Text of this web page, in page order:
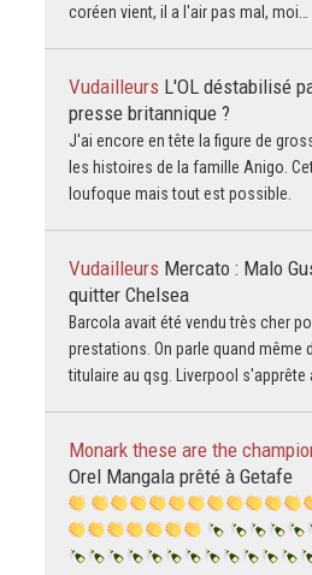
coréen vient, il a l'air pas mal, moi…
Vudailleurs L'OL déstabilisé
presse britannique ?
J'ai encore en tête la figure de
les histoires de la famille Anigo.
loufoque mais tout est possible.
Vudailleurs Mercato : Malo
quitter Chelsea
Barcola avait été vendu très cher
prestations. On parle quand même
titulaire au qsg. Liverpool s'apprête
Monark these are the
Orel Mangala prêté à Getafe